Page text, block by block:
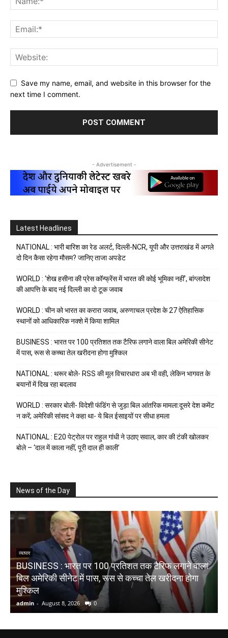
Save my name, email, and website in this browser for the
next time I comment.
- Advertisement -
Latest Headlines
NATIONAL : भारी बारिश का रेड अलर्ट, दिल्ली-NCR, यूपी और उत्तराखंड में अगले
दो दिन कैसा रहेगा मौसम? जानिए ताजा अपडेट
WORLD : ‘शेख हसीना की प्रेस कॉन्फ्रेंस में भारत की कोई भूमिका नहीं’, बांग्लादेश
की आपत्ति के बाद नई दिल्ली का दो टूक जवाब
WORLD : चीन को भारत का करारा जवाब, अरुणाचल प्रदेश के 27 ऐतिहासिक
स्थानों को आधिकारिक नक्शे में किया शामिल
BUSINESS : भारत पर 100 प्रतिशत तक टैरिफ लगाने वाला बिल अमेरिकी सीनेट
में पास, रूस से कच्चा तेल खरीदना होगा मुश्किल
NATIONAL : थरूर बोले- RSS की मूल विचारधारा अब भी वही, लेकिन भागवत के
बयानों में दिख रहा बदलाव
WORLD : सरकार बोली- विदेशी फंडिंग से जुड़ा बिल आंतरिक मामला:दूसरे देश कमेंट
न करें; अमेरिकी सांसद ने कहा था- ये बिल ईसाइयों पर सीधा हमला
NATIONAL : E20 पेट्रोल पर राहुल गांधी ने उठाए सवाल, कार की टंकी खोलकर
बोले – ‘दाल में काला नहीं, पूरी दाल ही काली’
News of the Day
व्यापार
BUSINESS : भारत पर 100 प्रतिशत तक टैरिफ लगाने वाला
बिल अमेरिकी सीनेट में पास, रूस से कच्चा तेल खरीदना होगा
मुश्किल
admin - August 8, 2026 0